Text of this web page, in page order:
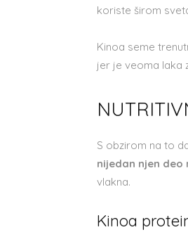
koriste širom
Kinoa seme
jer je veoma laka
S obzirom na to
nijedan njen deo
vlakna.
Kinoa